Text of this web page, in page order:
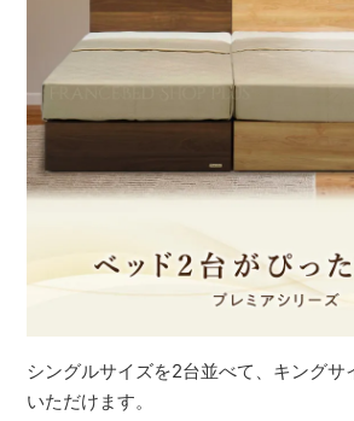
シングルサイズを2台並べて、キングサ
いただけます。